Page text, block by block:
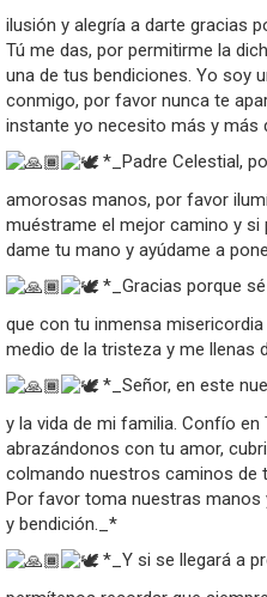
ilusión y alegría a darte gracias
Tú me das, por permitirme la
una de tus bendiciones. Yo soy
conmigo, por favor nunca te
instante yo necesito más y más
*_Padre Celestial,
amorosas manos, por favor
muéstrame el mejor camino y si
dame tu mano y ayúdame a
*_Gracias porque
que con tu inmensa
medio de la tristeza y me llenas
*_Señor, en este
y la vida de mi familia. Confío
abrazándonos con tu amor,
colmando nuestros caminos de
Por favor toma nuestras manos
y bendición._*
*_Y si se llegará a